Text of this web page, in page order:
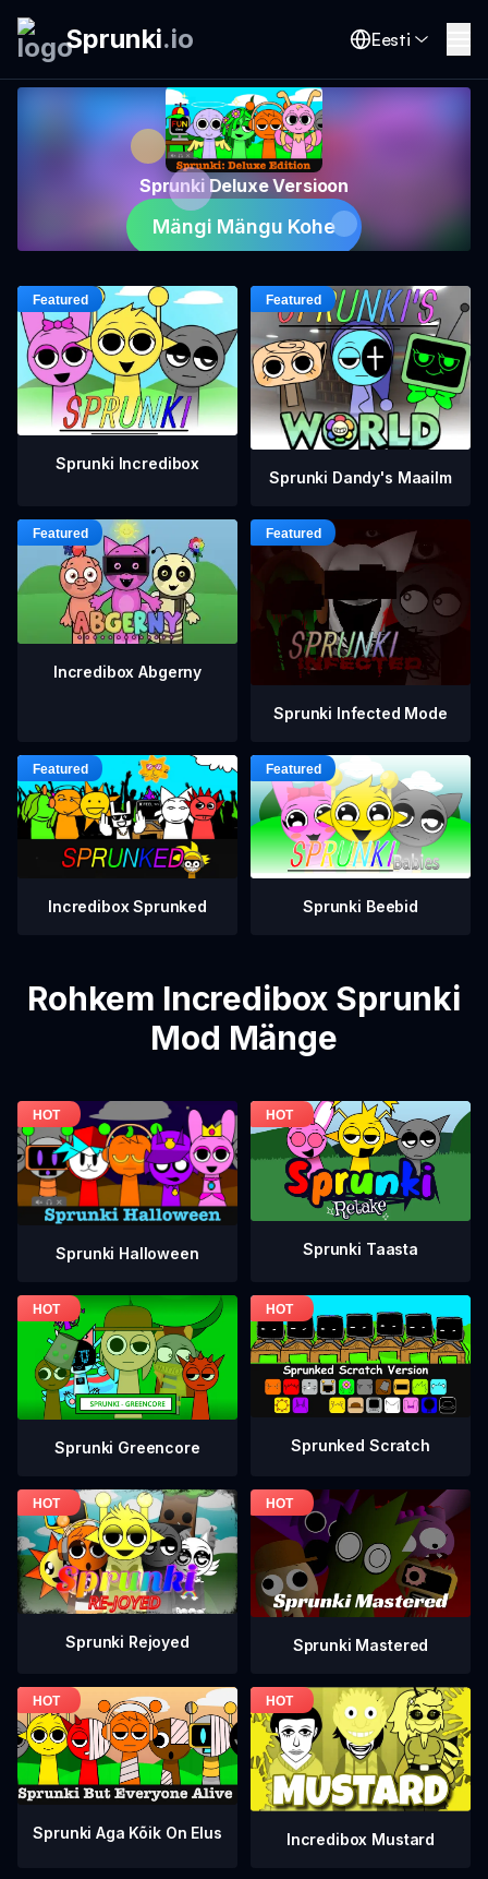
Sprunki.io Eesti
Sprunki Deluxe Versioon
Mängi Mängu Kohe
Sprunki Incredibox
Sprunki Dandy's Maailm
Incredibox Abgerny
Sprunki Infected Mode
Incredibox Sprunked Sprunki Beebid
Rohkem Incredibox Sprunki
Mod Mänge
Sprunki Halloween Sprunki Taasta
Sprunki Greencore Sprunked Scratch
Sprunki Rejoyed Sprunki Mastered
Sprunki Aga Kõik On Elus Incredibox Mustard